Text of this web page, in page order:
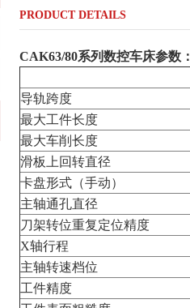
PRODUCT DETAILS
CAK63/80系列数控车床参数：
导轨跨度
最大工件长度
最大车削长度
滑板上回转直径
卡盘形式（手动）
主轴通孔直径
刀架转位重复定位精度
X轴行程
主轴转速档位
工件精度